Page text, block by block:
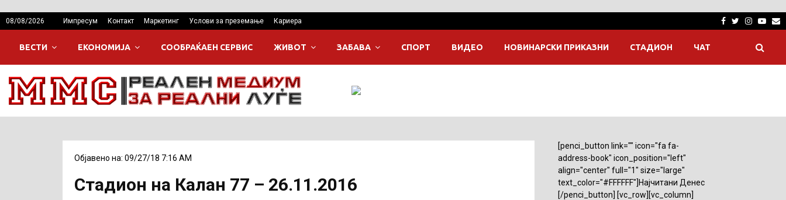
08/08/2026 Импресум Контакт Маркетинг Услови за преземање Кариера Facebook
Twitter
ВЕСТИ ЕКОНОМИЈА СООБРАЌАЕН СЕРВИС ЖИВОТ ЗАБАВА СПОРТ ВИДЕО НОВИНАРСКИ ПРИКАЗНИ СТАДИОН ЧАТ
Објавено на: 09/27/18 7:16 AM
Стадион на Калан 77 – 26.11.2016
[penci_button link="" icon="fa fa-
address-book" icon_position="left"
align="center" full="1" size="large"
text_color="#FFFFFF"]Најчитани Денес
[/penci_button] [vc_row][vc_column]